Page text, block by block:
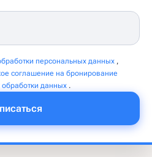
персональных данных ,
соглашение на бронирование
обработки данных .